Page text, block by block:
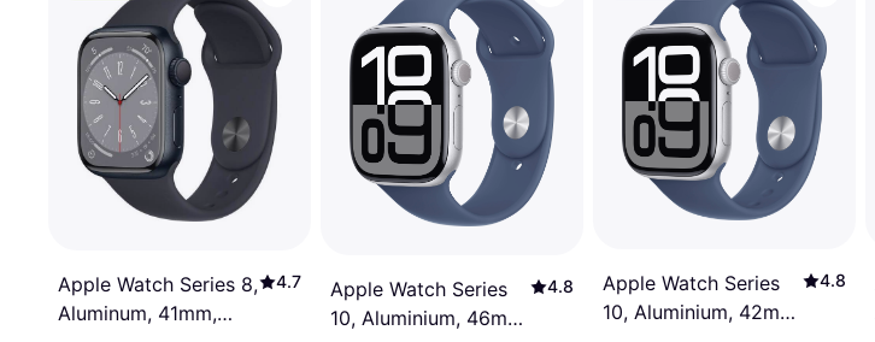
Apple Watch Series 8,
Aluminum, 41mm,
4.7
Apple Watch Series
10, Aluminium, 46mm,
4.8
Apple Watch Series
10, Aluminium, 42mm,
4.8